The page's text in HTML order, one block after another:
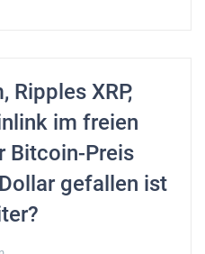
Ripples XRP,
im freien
Bitcoin-Preis
gefallen ist